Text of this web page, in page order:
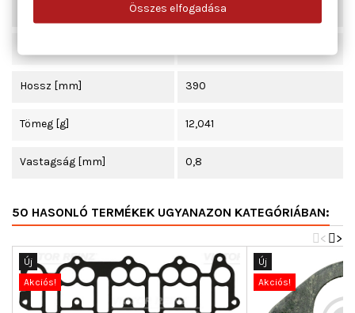
100
Hossz [mm] 390
Tömeg [g] 12,041
Vastagság [mm] 0,8
50 HASONLÓ TERMÉKEK UGYANAZON KATEGÓRIÁBAN:
>
<
Új
Akciós!
Új
Akciós!
Összes elfogadása